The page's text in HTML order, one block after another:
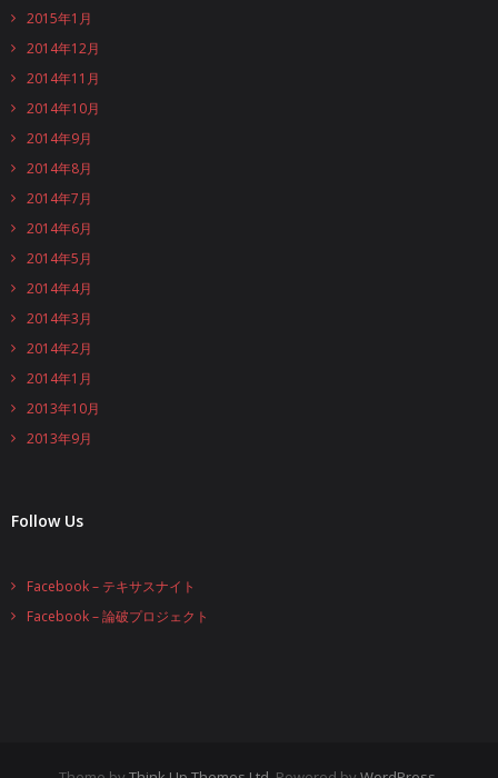
2015年1月
2014年12月
2014年11月
2014年10月
2014年9月
2014年8月
2014年7月
2014年6月
2014年5月
2014年4月
2014年3月
2014年2月
2014年1月
2013年10月
2013年9月
Follow Us
Facebook – テキサスナイト
Facebook – 論破プロジェクト